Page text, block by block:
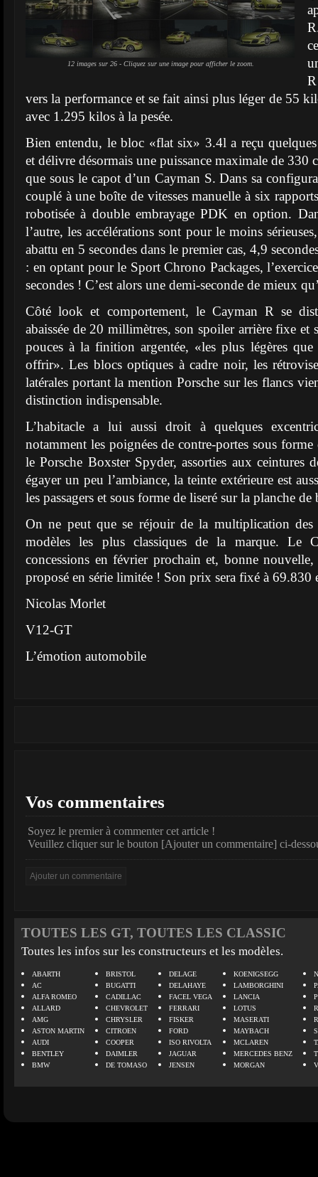
12 images sur 26 - Cliquez sur une image pour afficher le zoom.
vers la performance et se fait ainsi plus léger de 55
avec 1.295 kilos à la pesée.
Bien entendu, le bloc «flat six» 3.4l a reçu quelques
et délivre désormais une puissance maximale de 330
que sous le capot d’un Cayman S. Dans sa
couplé à une boîte de vitesses manuelle à six
robotisée à double embrayage PDK en option.
l’autre, les accélérations sont pour le moins
abattu en 5 secondes dans le premier cas, 4,9
: en optant pour le Sport Chrono Packages,
secondes ! C’est alors une demi-seconde de mieux
Côté look et comportement, le Cayman R se
abaissée de 20 millimètres, son spoiler arrière fixe et
pouces à la finition argentée, «les plus légères
offrir». Les blocs optiques à cadre noir, les
latérales portant la mention Porsche sur les flancs
distinction indispensable.
L’habitacle a lui aussi droit à quelques
notamment les poignées de contre-portes sous
le Porsche Boxster Spyder, assorties aux ceintures
égayer un peu l’ambiance, la teinte extérieure est
les passagers et sous forme de liseré sur la planche de
On ne peut que se réjouir de la multiplication des
modèles les plus classiques de la marque. Le
concessions en février prochain et, bonne
proposé en série limitée ! Son prix sera fixé à 69.830
Nicolas Morlet
V12-GT
L’émotion automobile
Vos commentaires
Soyez le premier à commenter cet article !
Veuillez cliquer sur le bouton [Ajouter un commentaire] ci-
TOUTES LES GT, TOUTES LES CLASSIC
Toutes les infos sur les constructeurs et les modèles.
ABARTH
AC
ALFA ROMEO
ALLARD
AMG
ASTON MARTIN
AUDI
BENTLEY
BMW
BRISTOL
BUGATTI
CADILLAC
CHEVROLET
CHRYSLER
CITROEN
COOPER
DAIMLER
DE TOMASO
DELAGE
DELAHAYE
FACEL VEGA
FERRARI
FISKER
FORD
ISO RIVOLTA
JAGUAR
JENSEN
KOENIGSEGG
LAMBORGHINI
LANCIA
LOTUS
MASERATI
MAYBACH
MCLAREN
MERCEDES BENZ
MORGAN